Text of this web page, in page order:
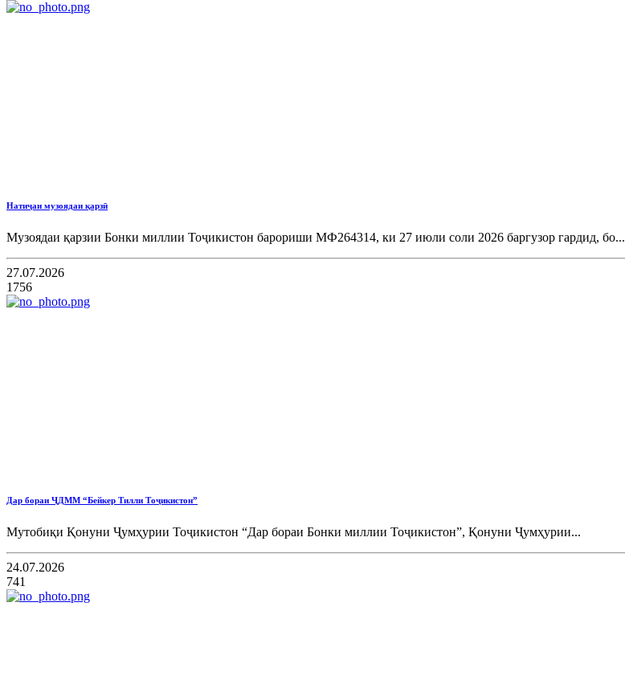
Натиҷаи музоядаи қарзӣ
Музоядаи қарзии Бонки миллии Тоҷикистон барориши МФ264314, ки 27 июли соли 2026 баргузор гардид, бо...
27.07.2026
1756
Дар бораи ҶДММ “Бейкер Тилли Тоҷикистон”
Мутобиқи Қонуни Ҷумҳурии Тоҷикистон “Дар бораи Бонки миллии Тоҷикистон”, Қонуни Ҷумҳурии...
24.07.2026
741